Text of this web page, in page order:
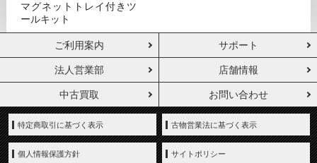
マグネットトレイ付きツ
ールキット
ご利用案内 サポート
法人営業部 店舗情報
中古買取 お問い合わせ
特定商取引に基づく表示 古物営業法に基づく表示
個人情報保護方針 サイトポリシー